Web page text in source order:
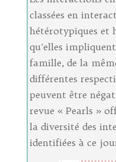
classées en
hétérotypiques et
qu'elles
famille, de la
différentes
peuvent être
revue « Pearls »
la diversité des
identifiées à ce